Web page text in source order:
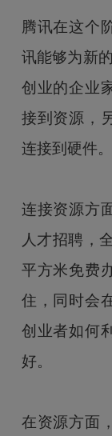
腾讯在这个
讯能够为新
创业的企业
接到资源，
连接到硬件。
连接资源方
人才招聘，
平方米免费
住，同时会
创业者如何
好。
在资源方面